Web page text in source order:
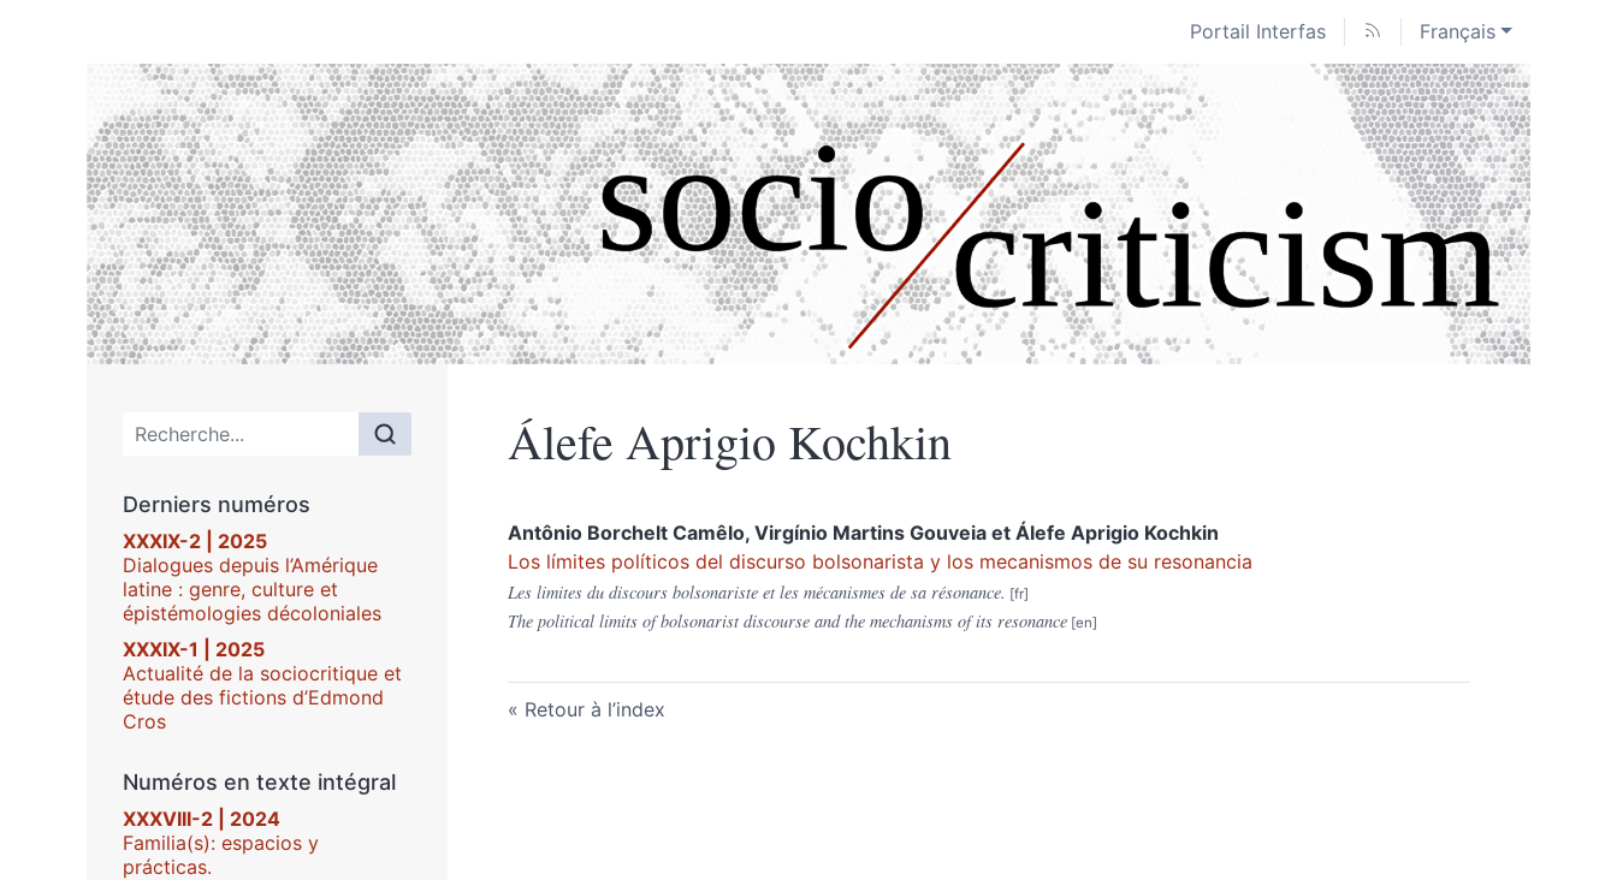
Portail Interfas Français
Menu principal
Derniers numéros
XXXIX-2 | 2025
Dialogues depuis l’Amérique
latine : genre, culture et
épistémologies décoloniales
XXXIX-1 | 2025
Actualité de la sociocritique et
étude des fictions d’Edmond
Cros
Numéros en texte intégral
XXXVIII-2 | 2024
Familia(s): espacios y
prácticas.
Álefe Aprigio Kochkin
Antônio Borchelt Camêlo, Virgínio Martins Gouveia et Álefe Aprigio Kochkin
Los límites políticos del discurso bolsonarista y los mecanismos de su resonancia
Les limites du discours bolsonariste et les mécanismes de sa résonance.
The political limits of bolsonarist discourse and the mechanisms of its resonance
Retour à l’index